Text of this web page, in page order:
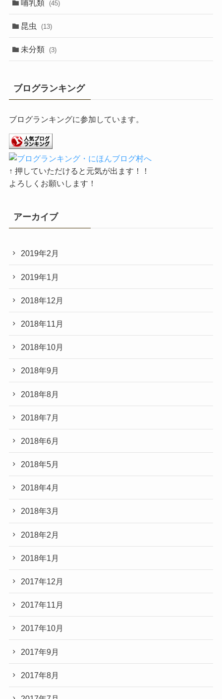
哺乳類 (45)
昆虫 (13)
未分類 (3)
ブログランキング
ブログランキングに参加しています。
↑ 押していただけると元気が出ます！！
よろしくお願いします！
アーカイブ
2019年2月
2019年1月
2018年12月
2018年11月
2018年10月
2018年9月
2018年8月
2018年7月
2018年6月
2018年5月
2018年4月
2018年3月
2018年2月
2018年1月
2017年12月
2017年11月
2017年10月
2017年9月
2017年8月